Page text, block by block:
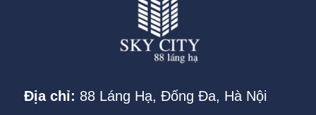
Địa chỉ: 88 Láng Hạ, Đống Đa, Hà Nội